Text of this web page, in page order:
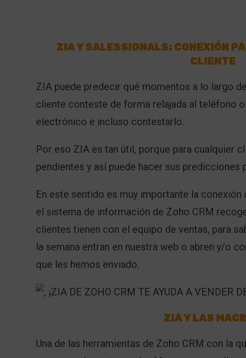
ZIA Y SALESSIGNALS: CONEXIÓN
CLIENTE
ZIA puede predecir qué momentos a lo largo
cliente conteste de forma relajada al teléfono
electrónico e incluso contestarlo.
Por eso ZIA es tan útil, porque para cualquier
pendientes y así puede hacer sus predicciones
En este sentido es muy importante la conexión
el sistema de información de Zoho CRM
clientes tienen con el equipo de ventas, para
la semana entran en nuestra web o abren y/o
que les hemos enviado.
ZIA Y LAS
Una de las herramientas de Zoho CRM con la